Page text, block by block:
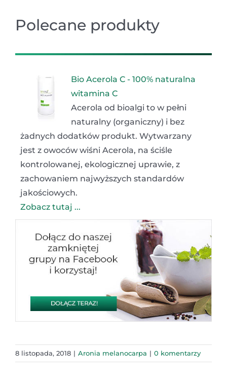
Polecane produkty
Bio Acerola C - 100% naturalna
witamina C
Acerola od bioalgi to w pełni
naturalny (organiczny) i bez
żadnych dodatków produkt. Wytwarzany
jest z owoców wiśni Acerola, na ściśle
kontrolowanej, ekologicznej uprawie, z
zachowaniem najwyższych standardów
jakościowych.
Zobacz tutaj ...
8 listopada, 2018 | Aronia melanocarpa | 0 komentarzy